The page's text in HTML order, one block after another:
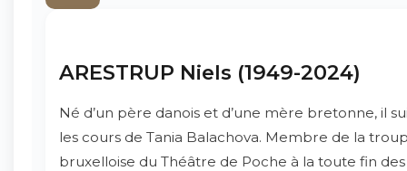
ARESTRUP Niels (1949-2024)
Né d’un père danois et d’une mère bretonne, il
les cours de Tania Balachova. Membre de la
bruxelloise du Théâtre de Poche à la toute fin des